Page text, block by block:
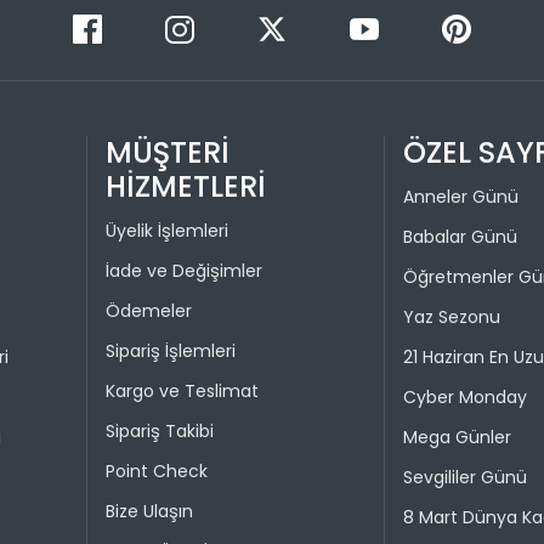
30 gün
bedeniyle
İade
istediğiniz
ederek
İade
uygun
Taksit
2
4
Taksit
1
MÜŞTERİ
HİZMETLERİ
Üyelik İşlemleri
İade ve Değişimler
Ödemeler
Sipariş İşlemleri
Kargo ve Teslimat
Sipariş Takibi
Point Check
Bize Ulaşın
ÖZEL
Anneler Günü
Babalar Günü
Öğretmenler
Yaz Sezonu
21 Haziran En
Cyber Monday
Mega Günler
Sevgililer Günü
8 Mart Dünya